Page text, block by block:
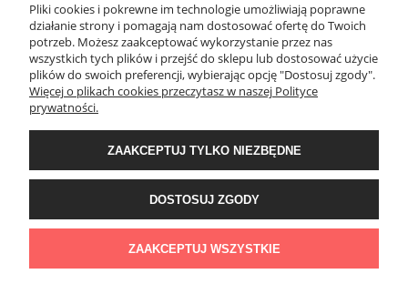
PŁATNOŚCI I DOSTAWA
KONTAKT
Wyposażenie łazienek Łazienki.eco | Pawła 23, 41-708 Ruda Śląska | E-mail:
sklep@lazienki.eco | Tel.: 600 012 164 lub 600 012 159 | TGS Przemysław
Stoń | NIP: 6312213594 | REGON: 276403698
Pliki cookies i pokrewne im technologie umożliwiają poprawne
działanie strony i pomagają nam dostosować ofertę do Twoich
potrzeb. Możesz zaakceptować wykorzystanie przez nas
wszystkich tych plików i przejść do sklepu lub dostosować użycie
plików do swoich preferencji, wybierając opcję "Dostosuj zgody".
Więcej o plikach cookies przeczytasz w naszej Polityce
prywatności.
ZAAKCEPTUJ TYLKO NIEZBĘDNE
DOSTOSUJ ZGODY
ZAAKCEPTUJ WSZYSTKIE